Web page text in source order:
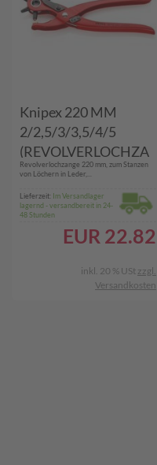
Knipex 220 MM
2/2,5/3/3,5/4/5
(REVOLVERLOCHZA
NGE)
Revolverlochzange 220 mm, zum Stanzen
von Löchern in Leder,...
Lieferzeit: Im Versandlager
lagernd - versandbereit in 24-
48 Stunden
EUR 22.82
inkl. 20 % USt zzgl.
Versandkosten